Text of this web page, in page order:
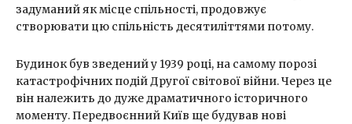
задуманий як місце спільності, продовжує
створювати цю спільність десятиліттями потому.
Будинок був зведений у 1939 році, на самому порозі
катастрофічних подій Другої світової війни. Через це
він належить до дуже драматичного історичного
моменту. Передвоєнний Київ ще будував нові